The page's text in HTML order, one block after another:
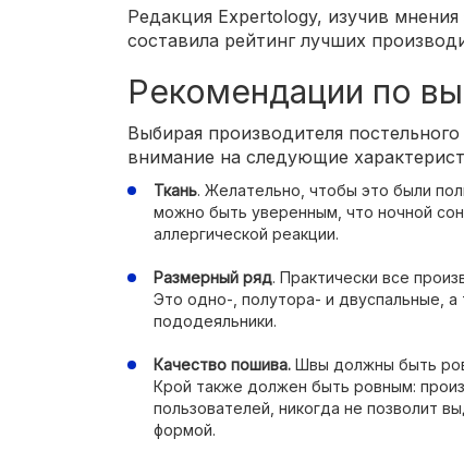
Редакция Expertology, изучив
составила рейтинг лучших
Рекомендации по
Выбирая производителя
внимание на следующие
Ткань. Желательно, чтобы это были
можно быть уверенным, что ночной
аллергической реакции.
Размерный ряд. Практически все
Это одно-, полутора- и двуспальные,
пододеяльники.
Качество пошива. Швы должны быть
Крой также должен быть ровным:
пользователей, никогда не позволит
формой.